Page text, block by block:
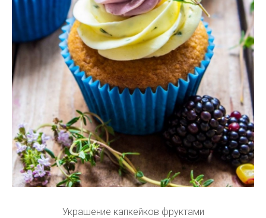
Украшение капкейков фруктами